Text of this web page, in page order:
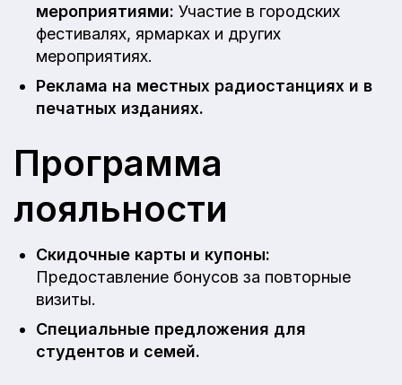
мероприятиями: Участие в городских
фестивалях, ярмарках и других
мероприятиях.
Реклама на местных радиостанциях и в
печатных изданиях.
Программа
лояльности
Скидочные карты и купоны:
Предоставление бонусов за повторные
визиты.
Специальные предложения для
студентов и семей.